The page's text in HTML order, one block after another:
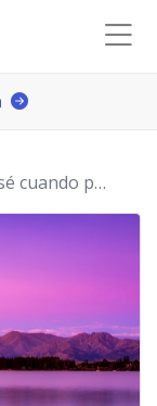
pero sé que sí.